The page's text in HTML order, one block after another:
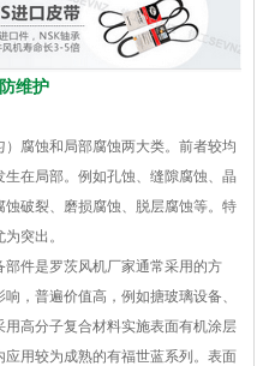
维护
腐蚀和局部腐蚀两大类。前者较均
在局部。例如孔蚀、缝隙腐蚀、晶
破裂、磨损腐蚀、脱层腐蚀等。特
突出。
件是罗茨风机厂家通常采用的方
，普遍价值高，例如搪玻璃设备、
高分子复合材料实施表面有机涂层
用较为成熟的有福世蓝系列。表面